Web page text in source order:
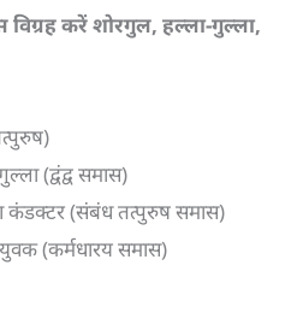
विग्रह करें शोरगुल, हल्ला-गुल्ला,
(द्वंद्व समास)
(संबंध तत्पुरुष समास)
(कर्मधारय समास)